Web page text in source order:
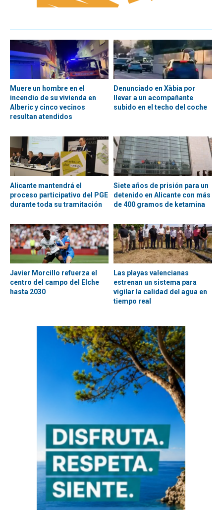
Muere un hombre en el
incendio de su vivienda en
Alberic y cinco vecinos
resultan atendidos
Denunciado en Xàbia por
llevar a un acompañante
subido en el techo del coche
Alicante mantendrá el
proceso participativo del PGE
durante toda su tramitación
Siete años de prisión para un
detenido en Alicante con más
de 400 gramos de ketamina
Javier Morcillo refuerza el
centro del campo del Elche
hasta 2030
Las playas valencianas
estrenan un sistema para
vigilar la calidad del agua en
tiempo real